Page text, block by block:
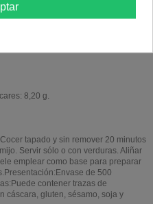
8,20 g.
tapado y sin remover 20 minutos
Servir sólo o con verduras. Aliñar
emplear como base para preparar
de 500
contener trazas de
cáscara, gluten, sésamo, soja y